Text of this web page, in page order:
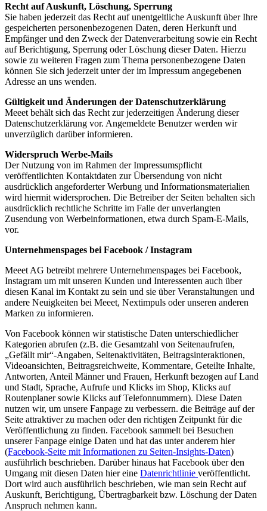
Recht auf Auskunft, Löschung, Sperrung
Sie haben jederzeit das Recht auf unentgeltliche Auskunft über Ihre
gespeicherten personenbezogenen Daten, deren Herkunft und
Empfänger und den Zweck der Datenverarbeitung sowie ein Recht
auf Berichtigung, Sperrung oder Löschung dieser Daten. Hierzu
sowie zu weiteren Fragen zum Thema personenbezogene Daten
können Sie sich jederzeit unter der im Impressum angegebenen
Adresse an uns wenden.
Gültigkeit und Änderungen der Datenschutzerklärung
Meeet behält sich das Recht zur jederzeitigen Änderung dieser
Datenschutzerklärung vor. Angemeldete Benutzer werden wir
unverzüglich darüber informieren.
Widerspruch Werbe-Mails
Der Nutzung von im Rahmen der Impressumspflicht
veröffentlichten Kontaktdaten zur Übersendung von nicht
ausdrücklich angeforderter Werbung und Informationsmaterialien
wird hiermit widersprochen. Die Betreiber der Seiten behalten sich
ausdrücklich rechtliche Schritte im Falle der unverlangten
Zusendung von Werbeinformationen, etwa durch Spam-E-Mails,
vor.
Unternehmenspages bei Facebook / Instagram
Meeet AG betreibt mehrere Unternehmenspages bei Facebook,
Instagram um mit unseren Kunden und Interessenten auch über
diesen Kanal im Kontakt zu sein und sie über Veranstaltungen und
andere Neuigkeiten bei Meeet, Nextimpuls oder unseren anderen
Marken zu informieren.
Von Facebook können wir statistische Daten unterschiedlicher
Kategorien abrufen (z.B. die Gesamtzahl von Seitenaufrufen,
„Gefällt mir“-Angaben, Seitenaktivitäten, Beitragsinteraktionen,
Videoansichten, Beitragsreichweite, Kommentare, Geteilte Inhalte,
Antworten, Anteil Männer und Frauen, Herkunft bezogen auf Land
und Stadt, Sprache, Aufrufe und Klicks im Shop, Klicks auf
Routenplaner sowie Klicks auf Telefonnummern). Diese Daten
nutzen wir, um unsere Fanpage zu verbessern. die Beiträge auf der
Seite attraktiver zu machen oder den richtigen Zeitpunkt für die
Veröffentlichung zu finden. Facebook sammelt bei Besuchen
unserer Fanpage einige Daten und hat das unter anderem hier
(Facebook-Seite mit Informationen zu Seiten-Insights-Daten)
ausführlich beschrieben. Darüber hinaus hat Facebook über den
Umgang mit diesen Daten hier eine Datenrichtlinie veröffentlicht.
Dort wird auch ausführlich beschrieben, wie man sein Recht auf
Auskunft, Berichtigung, Übertragbarkeit bzw. Löschung der Daten
Anspruch nehmen kann.